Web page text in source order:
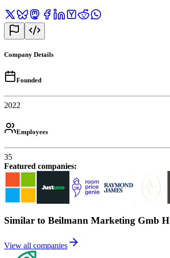
Company Details
Founded
2022
Employees
35
Featured companies:
Similar to Beilmann Marketing Gmb H
View all companies